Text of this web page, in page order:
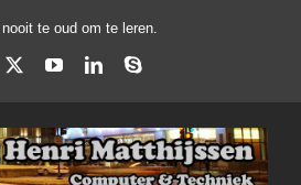
te oud om te leren.
YouTubeLinkedInSkype